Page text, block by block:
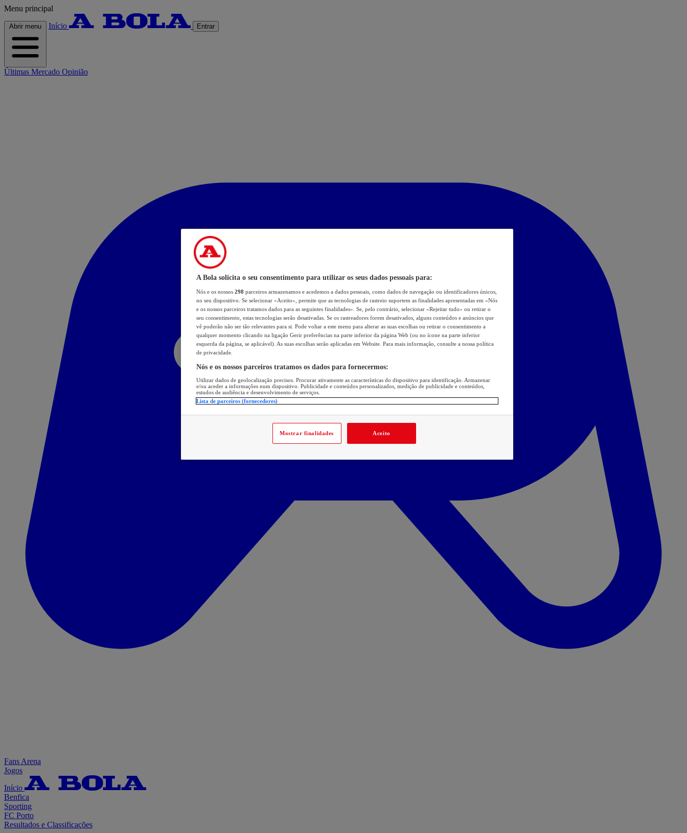
Menu principal
Abrir menu Início Entrar
Últimas Mercado Opinião
Fans Arena
Jogos
Início
Benfica
Sporting
FC Porto
Resultados e Classificações
A Bola solicita o seu consentimento para utilizar os seus dados pessoais para:
Nós e os nossos 298 parceiros armazenamos e acedemos a dados pessoais, como dados de navegação ou identificadores únicos,
no seu dispositivo. Se selecionar «Aceito», permite que as tecnologias de rastreio suportem as finalidades apresentadas em «Nós
e os nossos parceiros tratamos dados para as seguintes finalidades». Se, pelo contrário, selecionar «Rejeitar tudo» ou retirar o
seu consentimento, estas tecnologias serão desativadas. Se os rastreadores forem desativados, alguns conteúdos e anúncios que
vê poderão não ser tão relevantes para si. Pode voltar a este menu para alterar as suas escolhas ou retirar o consentimento a
qualquer momento clicando na ligação Gerir preferências na parte inferior da página Web (ou no ícone na parte inferior
esquerda da página, se aplicável). As suas escolhas serão aplicadas em Website. Para mais informação, consulte a nossa política
de privacidade.
Nós e os nossos parceiros tratamos os dados para fornecermos:
Utilizar dados de geolocalização precisos. Procurar ativamente as características do dispositivo para identificação. Armazenar
e/ou aceder a informações num dispositivo. Publicidade e conteúdos personalizados, medição de publicidade e conteúdos,
estudos de audiência e desenvolvimento de serviços.
Lista de parceiros (fornecedores)
Mostrar finalidades Aceito